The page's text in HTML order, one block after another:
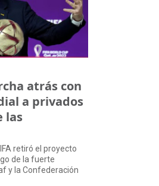
atrás con
a privados
las
retiró el proyecto
de la fuerte
y la Confederación